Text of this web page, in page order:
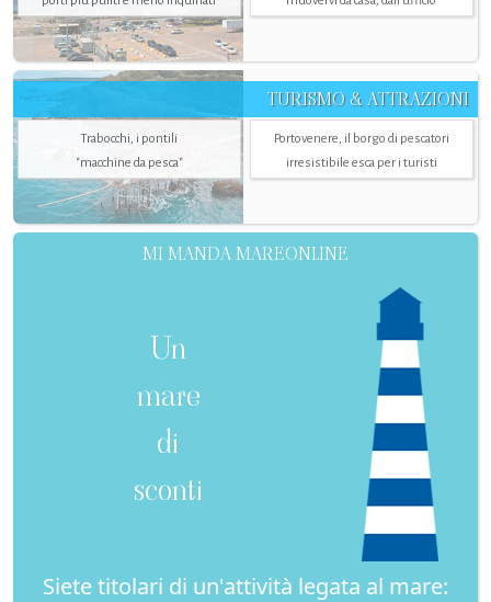
TURISMO & ATTRAZIONI
Trabocchi, i pontili
"macchine da pesca"
Portovenere, il borgo di pescatori
irresistibile esca per i turisti
MI MANDA MAREONLINE
Un
mare
di
sconti
Siete titolari di un'attività legata al mare: